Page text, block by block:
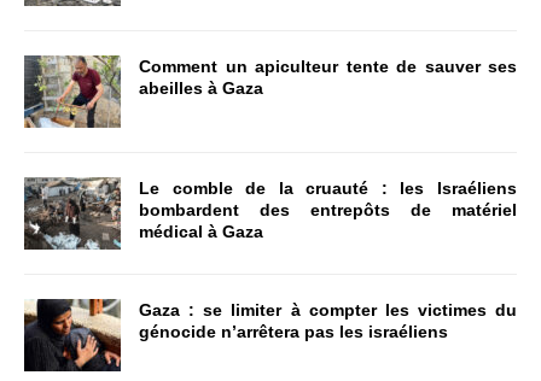
Comment un apiculteur tente de sauver ses
abeilles à Gaza
Le comble de la cruauté : les Israéliens
bombardent des entrepôts de matériel
médical à Gaza
Gaza : se limiter à compter les victimes du
génocide n’arrêtera pas les israéliens